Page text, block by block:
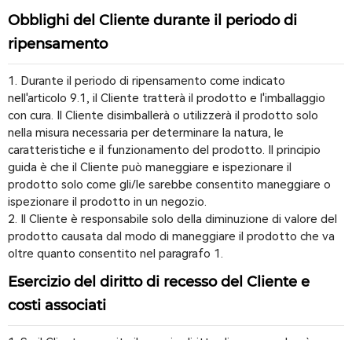
Obblighi del Cliente durante il periodo di
ripensamento
1. Durante il periodo di ripensamento come indicato
nell'articolo 9.1, il Cliente tratterà il prodotto e l'imballaggio
con cura. Il Cliente disimballerà o utilizzerà il prodotto solo
nella misura necessaria per determinare la natura, le
caratteristiche e il funzionamento del prodotto. Il principio
guida è che il Cliente può maneggiare e ispezionare il
prodotto solo come gli/le sarebbe consentito maneggiare o
ispezionare il prodotto in un negozio.
2. Il Cliente è responsabile solo della diminuzione di valore del
prodotto causata dal modo di maneggiare il prodotto che va
oltre quanto consentito nel paragrafo 1.
Esercizio del diritto di recesso del Cliente e
costi associati